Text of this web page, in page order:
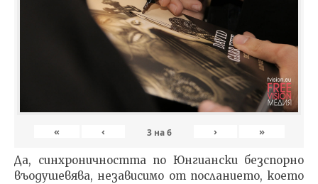
« ‹ 3на6 › »
Да, синхроничността по Юнгиански безспорно
въодушевява, независимо от посланието, което